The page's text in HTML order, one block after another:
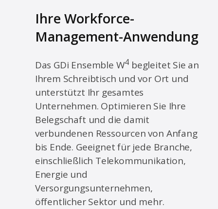
Ihre Workforce-
Management-Anwendung
Das GDi Ensemble W4 begleitet Sie an
Ihrem Schreibtisch und vor Ort und
unterstützt Ihr gesamtes
Unternehmen. Optimieren Sie Ihre
Belegschaft und die damit
verbundenen Ressourcen von Anfang
bis Ende. Geeignet für jede Branche,
einschließlich Telekommunikation,
Energie und
Versorgungsunternehmen,
öffentlicher Sektor und mehr.